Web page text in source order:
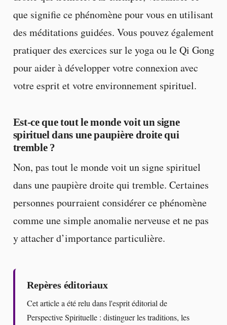
que signifie ce phénomène pour vous en utilisant
des méditations guidées. Vous pouvez également
pratiquer des exercices sur le yoga ou le Qi Gong
pour aider à développer votre connexion avec
votre esprit et votre environnement spirituel.
Est-ce que tout le monde voit un signe
spirituel dans une paupière droite qui
tremble ?
Non, pas tout le monde voit un signe spirituel
dans une paupière droite qui tremble. Certaines
personnes pourraient considérer ce phénomène
comme une simple anomalie nerveuse et ne pas
y attacher d’importance particulière.
Repères éditoriaux
Cet article a été relu dans l'esprit éditorial de
Perspective Spirituelle : distinguer les traditions, les